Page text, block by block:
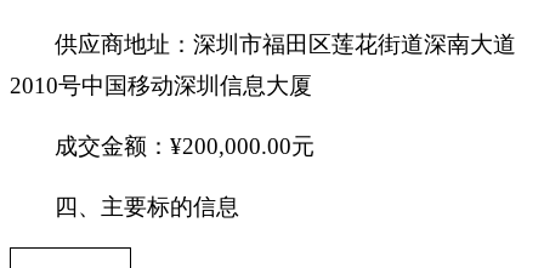
供应商地址：深圳市福田区莲花街道深南大道
2010号中国移动深圳信息大厦
成交金额： ¥200,000.00元
四、主要标的信息